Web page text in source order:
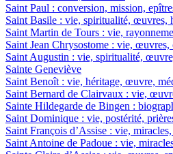
Saint Paul : conversion, mission,
Saint Basile : vie, spiritualité, œuvres,
Saint Martin de Tours : vie,
Saint Jean Chrysostome : vie, œuvres,
Saint Augustin : vie, spiritualité,
Sainte Geneviève
Saint Benoît : vie, héritage, œuvre,
Saint Bernard de Clairvaux : vie,
Sainte Hildegarde de Bingen :
Saint Dominique : vie, postérité,
Saint François d’Assise : vie,
Saint Antoine de Padoue : vie,